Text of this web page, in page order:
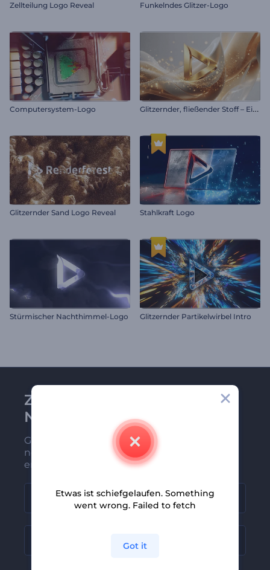
Zellteilung Logo Reveal Funkelndes Glitzer-Logo
Computersystem-Logo G
litzernder, fließender Stoff – Einleitung
Glitzernder Sand Logo Reveal Stahlkraft Logo
Stürmischer Nachthimmel-Logo Glitzernder Partikelwirbel Intro
Zu Renderforest-
Newsletter anmelden
Gehören Sie zu den Ersten, die unsere
neuesten Nachrichten und Angebote
erhalten
Etwas ist schiefgelaufen. Something
went wrong. Failed to fetch
Got it